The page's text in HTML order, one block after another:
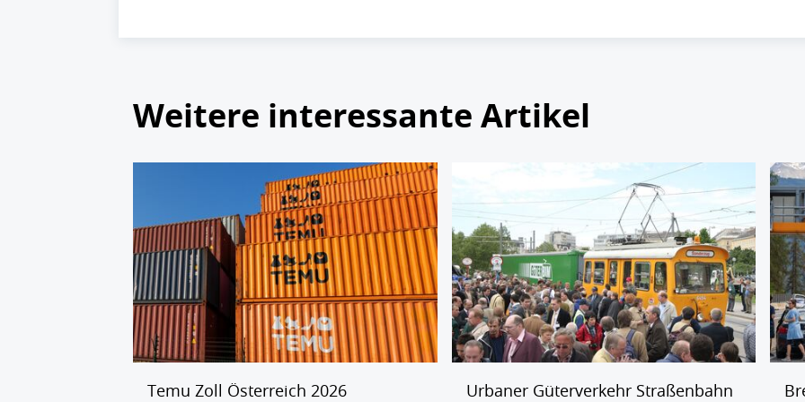
Weitere interessante Artikel
Temu Zoll Österreich 2026 Urbaner Güterverkehr Straßenbahn